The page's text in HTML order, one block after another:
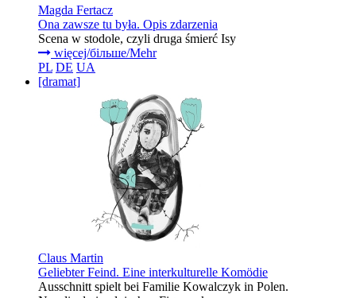
Magda Fertacz
Ona zawsze tu była. Opis zdarzenia
Scena w stodole, czyli druga śmierć Isy
więcej/більше/Mehr
PL DE UA
[dramat]
Claus Martin
Geliebter Feind. Eine interkulturelle Komödie
Ausschnitt spielt bei Familie Kowalczyk in Polen.